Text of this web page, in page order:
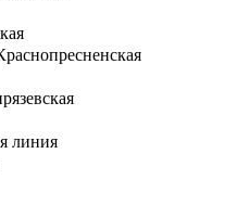
линия